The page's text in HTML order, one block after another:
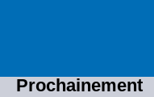
Prochainement